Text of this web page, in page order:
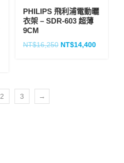
PHILIPS 飛利浦電動曬
衣架 – SDR-603 超薄
9CM
NT$16,250 NT$14,400
2 3 →